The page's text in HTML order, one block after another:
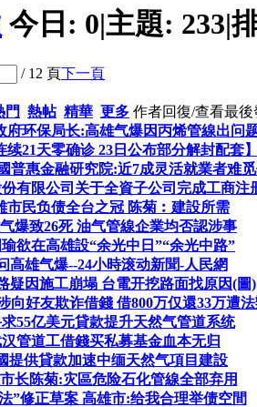
今日: 0|主題: 233|
/ 12 頁下一頁
門 熱帖 精華 更多 作者回復/查看最後
府环保局长:高雄气爆因丙烯管線出问
续21天零确诊 23日公布部分解封配套
普惠金融研究院:近7成灵活就業者难
有限公司关于全資子公司完成工商注
市民负债全台之冠 陈菊︰建設所需
爆致26死 油气管線企業均否認涉事
欲在高雄設“余光中日”“余光中路”
高雄气爆--24小時滚动新聞-人民網
疑因施工崩塌 台電开挖路面找原因(圖)
向好友欺诈借錢 借800万仅還33万遭
55亿美元貸款提升天然气管道系统
管道工借錢买私募基金血本无归
提供貸款加速中缅天然气項目建設
长陈菊:灾區危险石化管線全部弃用
”修正草案 高雄市:给我合理举债空間